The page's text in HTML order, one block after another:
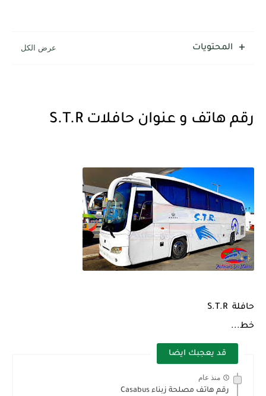
المحتويات
رقم هاتف و عنوان حافلات S.T.R
حافلة S.T.R
خط...
قد يعجبك ايضا
منذ عام
رقم هاتف مصلحة زبناء Casabus